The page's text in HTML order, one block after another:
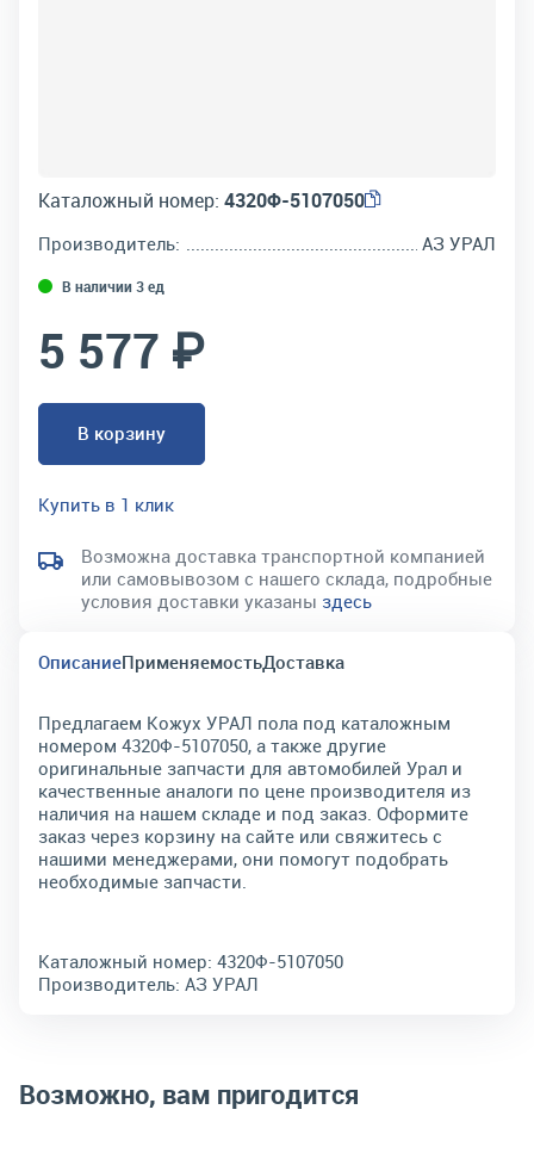
Каталожный номер: 4320Ф-5107050
Производитель: АЗ УРАЛ
В наличии 3 ед
5 577 ₽
В корзину
Купить в 1 клик
Возможна доставка транспортной компанией
или самовывозом с нашего склада, подробные
условия доставки указаны здесь
ОписаниеПрименяемостьДоставка
Предлагаем Кожух УРАЛ пола под каталожным
номером 4320Ф-5107050, а также другие
оригинальные запчасти для автомобилей Урал и
качественные аналоги по цене производителя из
наличия на нашем складе и под заказ. Оформите
заказ через корзину на сайте или свяжитесь с
нашими менеджерами, они помогут подобрать
необходимые запчасти.
Каталожный номер: 4320Ф-5107050
Производитель: АЗ УРАЛ
Возможно, вам пригодится